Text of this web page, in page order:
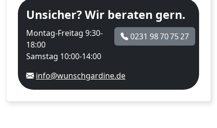
Unsicher? Wir beraten gern.
Montag-Freitag 9:30-
18:00
Samstag 10:00-14:00
0231 98 70 75 27
info@wunschgardine.de